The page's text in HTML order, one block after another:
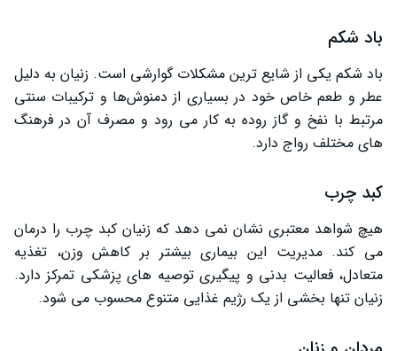
باد شکم
باد شکم یکی از شایع‌ ترین مشکلات گوارشی است. زنیان به دلیل
عطر و طعم خاص خود در بسیاری از دمنوش‌ها و ترکیبات سنتی
مرتبط با نفخ و گاز روده به کار می‌ رود و مصرف آن در فرهنگ‌
های مختلف رواج دارد.
کبد چرب
هیچ شواهد معتبری نشان نمی‌ دهد که زنیان کبد چرب را درمان
می‌ کند. مدیریت این بیماری بیشتر بر کاهش وزن، تغذیه
متعادل، فعالیت بدنی و پیگیری توصیه‌ های پزشکی تمرکز دارد.
زنیان تنها بخشی از یک رژیم غذایی متنوع محسوب می ‌شود.